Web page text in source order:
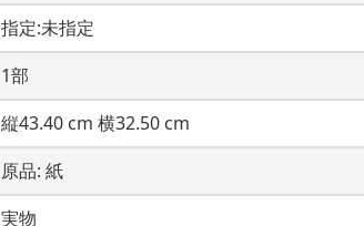
指定:未指定
1部
縦43.40 cm 横32.50 cm
原品: 紙
実物